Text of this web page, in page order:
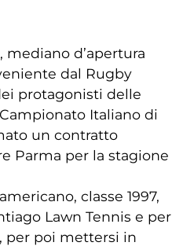
mediano d’apertura
dal Rugby
protagonisti delle
Italiano di
un contratto
Parma per la stagione
classe 1997,
Lawn Tennis e per
per poi mettersi in